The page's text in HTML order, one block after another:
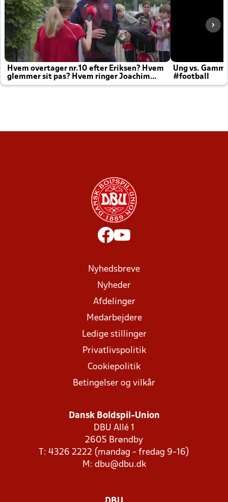
Hvem overtager nr.10 efter Eriksen? Hvem
glemmer sit pas? Hvem ringer Joachim
altid til efter kampe?
Ung vs.
#football
Nyhedsbreve
Nyheder
Afdelinger
Medarbejdere
Ledige stillinger
Privatlivspolitik
Cookiepolitik
Betingelser og vilkår
Dansk Boldspil-Union
DBU Allé 1
2605 Brøndby
T: 4326 2222 (mandag - fredag 9-16)
M: dbu@dbu.dk